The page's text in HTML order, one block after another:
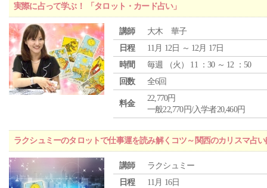
実際に占って学ぶ！ 「タロット・カード占い」
講師
大木 華子
日程
11月 12日 ～ 12月 17日
時間
毎週 （火 ） 11 ：30 ～ 12 ：50
回数
全6回
料金
22,770円
一般22,770円/入学者20,460円
ラクシュミーのタロットで仕事運を読み解くコツ～関西のカリスマ占
講師
ラクシュミー
日程
11月 16日